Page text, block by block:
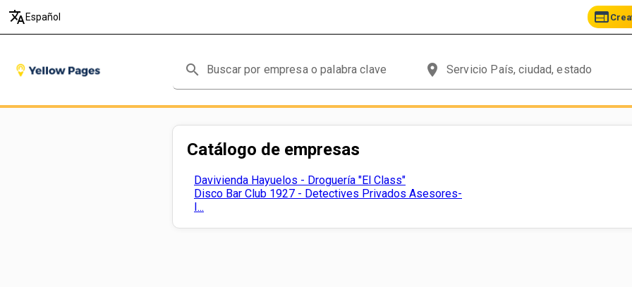
translate Español web
search place
Catálogo de empresas
Davivienda Hayuelos - Droguería "El Class"
Disco Bar Club 1927 - Detectives Privados Asesores-
I...